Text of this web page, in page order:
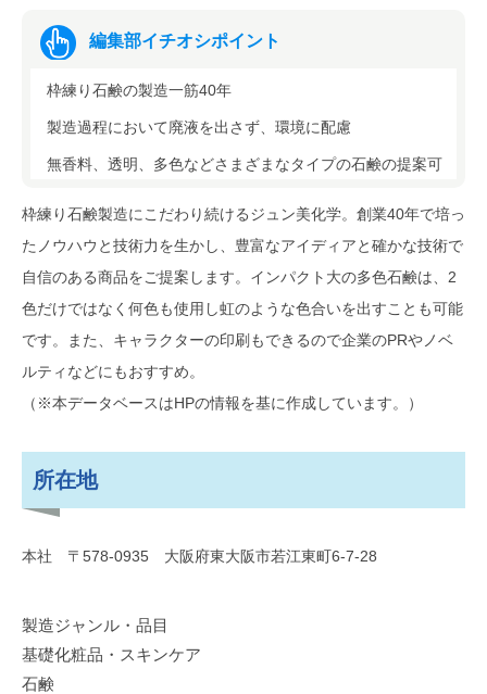
編集部イチオシポイント
枠練り石鹸の製造一筋40年
製造過程において廃液を出さず、環境に配慮
無香料、透明、多色などさまざまなタイプの石鹸の提案可
枠練り石鹸製造にこだわり続けるジュン美化学。創業40年で培っ
たノウハウと技術力を生かし、豊富なアイディアと確かな技術で
自信のある商品をご提案します。インパクト大の多色石鹸は、2
色だけではなく何色も使用し虹のような色合いを出すことも可能
です。また、キャラクターの印刷もできるので企業のPRやノベ
ルティなどにもおすすめ。
（※本データベースはHPの情報を基に作成しています。）
所在地
本社 〒578-0935 大阪府東大阪市若江東町6-7-28
製造ジャンル・品目
基礎化粧品・スキンケア
石鹸